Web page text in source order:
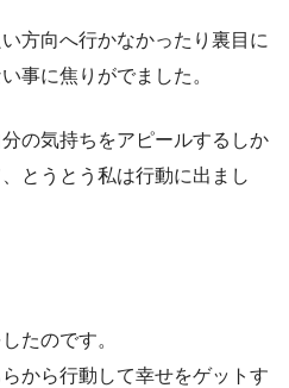
方向へ行かなかったり裏目に
事に焦りがでました。
の気持ちをアピールするしか
とうとう私は行動に出まし
たのです。
から行動して幸せをゲットす